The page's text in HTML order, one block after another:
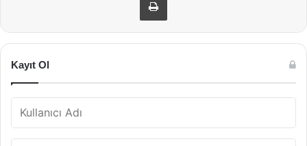
Kayıt Ol